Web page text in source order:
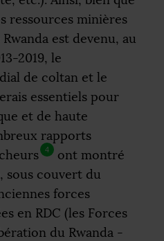
ressources minières
est devenu, au
2019, le
de coltan et le
essentiels pour
et de haute
rapports
4
ont montré
sous couvert du
forces
en RDC (les Forces
du Rwanda -